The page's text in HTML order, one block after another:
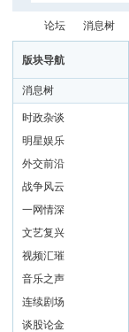
eN
ew
»
论坛
›
消息树
›
版块导航
消息树
时政杂谈
明星娱乐
外交前沿
战争风云
一网情深
文艺复兴
视频汇璀
音乐之声
连续剧场
谈股论金